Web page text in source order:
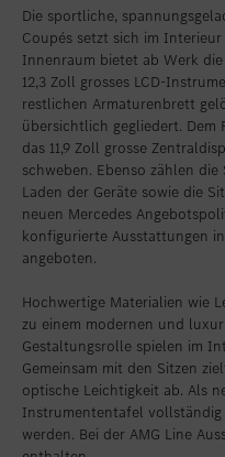
Die sportliche,
Coupés setzt sich im
Innenraum bietet ab Werk die
12,3 Zoll grosses LCD-
restlichen Armaturenbrett
übersichtlich gegliedert. Dem
das 11,9 Zoll grosse
schweben. Ebenso zählen
Laden der Geräte sowie die
neuen Mercedes
konfigurierte Ausstattungen
angeboten.
Hochwertige Materialien wie
zu einem modernen und
Gestaltungsrolle spielen im
Gemeinsam mit den Sitzen
optische Leichtigkeit ab. Als
Instrumententafel
werden. Bei der AMG Line